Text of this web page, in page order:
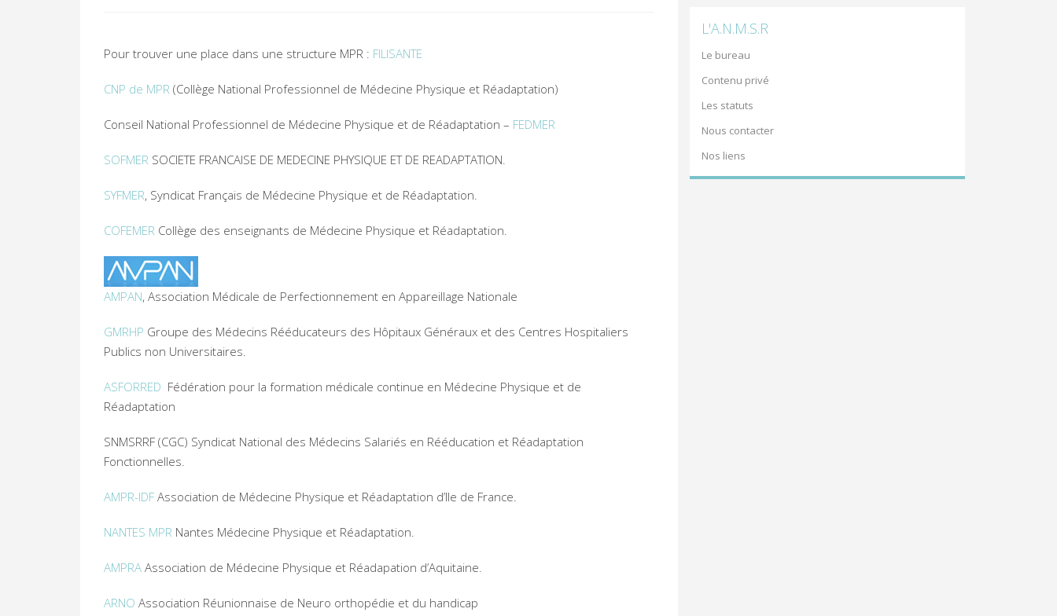
Pour trouver une place dans une structure MPR : FILISANTE
CNP de MPR (Collège National Professionnel de Médecine Physique et Réadaptation)
Conseil National Professionnel de Médecine Physique et de Réadaptation – FEDMER
SOFMER SOCIETE FRANCAISE DE MEDECINE PHYSIQUE ET DE READAPTATION.
SYFMER, Syndicat Français de Médecine Physique et de Réadaptation.
COFEMER Collège des enseignants de Médecine Physique et Réadaptation.
AMPAN, Association Médicale de Perfectionnement en Appareillage Nationale
GMRHP Groupe des Médecins Rééducateurs des Hôpitaux Généraux et des Centres Hospitaliers
Publics non Universitaires.
ASFORRED Fédération pour la formation médicale continue en Médecine Physique et de
Réadaptation
SNMSRRF (CGC) Syndicat National des Médecins Salariés en Rééducation et Réadaptation
Fonctionnelles.
AMPR-IDF Association de Médecine Physique et Réadaptation d’Ile de France.
NANTES MPR Nantes Médecine Physique et Réadaptation.
AMPRA Association de Médecine Physique et Réadapation d’Aquitaine.
ARNO Association Réunionnaise de Neuro orthopédie et du handicap
L'A.N.M.S.R
Le bureau
Contenu privé
Les statuts
Nous contacter
Nos liens